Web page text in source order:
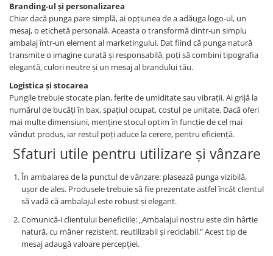
Branding‑ul şi personalizarea
Chiar dacă punga pare simplă, ai opţiunea de a adăuga logo‑ul, un
mesaj, o etichetă personală. Aceasta o transformă dintr‑un simplu
ambalaj într‑un element al marketingului. Dat fiind că punga natură
transmite o imagine curată şi responsabilă, poţi să combini tipografia
elegantă, culori neutre şi un mesaj al brandului tău.
Logistica şi stocarea
Pungile trebuie stocate plan, ferite de umiditate sau vibraţii. Ai grijă la
numărul de bucăţi în bax, spaţiul ocupat, costul pe unitate. Dacă oferi
mai multe dimensiuni, menţine stocul optim în funcţie de cel mai
vândut produs, iar restul poţi aduce la cerere, pentru eficienţă.
Sfaturi utile pentru utilizare și vânzare
În ambalarea de la punctul de vânzare: plasează punga vizibilă,
uşor de ales. Produsele trebuie să fie prezentate astfel încât clientul
să vadă că ambalajul este robust şi elegant.
Comunică‑i clientului beneficiile: „Ambalajul nostru este din hârtie
natură, cu mâner rezistent, reutilizabil şi reciclabil.” Acest tip de
mesaj adaugă valoare percepţiei.